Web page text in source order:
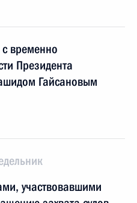
временно
Президента
Гайсановым
участвовавшими